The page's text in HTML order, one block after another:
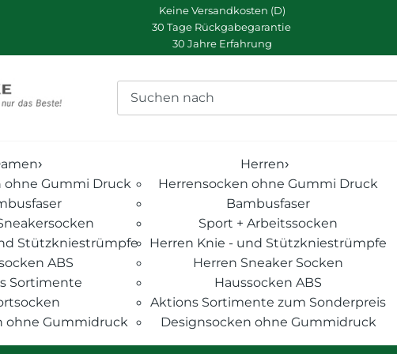
Keine Versandkosten (D)
30 Tage Rückgabegarantie
30 Jahre Erfahrung
›
ohne Gummi Druck
Stützkniestrümpfe
ABS
Sortimente
ohne Gummidruck
Herren›
Herrensocken ohne Gummi Druck
Bambusfaser
Sport + Arbeitssocken
Herren Knie - und Stützkniestrümpfe
Herren Sneaker Socken
Haussocken ABS
Aktions Sortimente zum Sonderpreis
Designsocken ohne Gummidruck